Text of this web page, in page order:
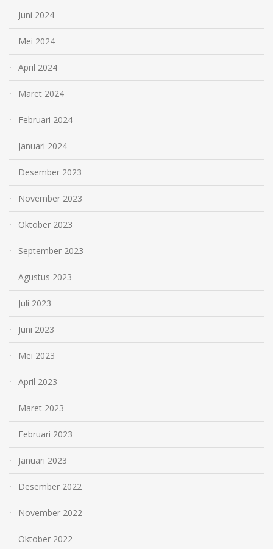
Juni 2024
Mei 2024
April 2024
Maret 2024
Februari 2024
Januari 2024
Desember 2023
November 2023
Oktober 2023
September 2023
Agustus 2023
Juli 2023
Juni 2023
Mei 2023
April 2023
Maret 2023
Februari 2023
Januari 2023
Desember 2022
November 2022
Oktober 2022